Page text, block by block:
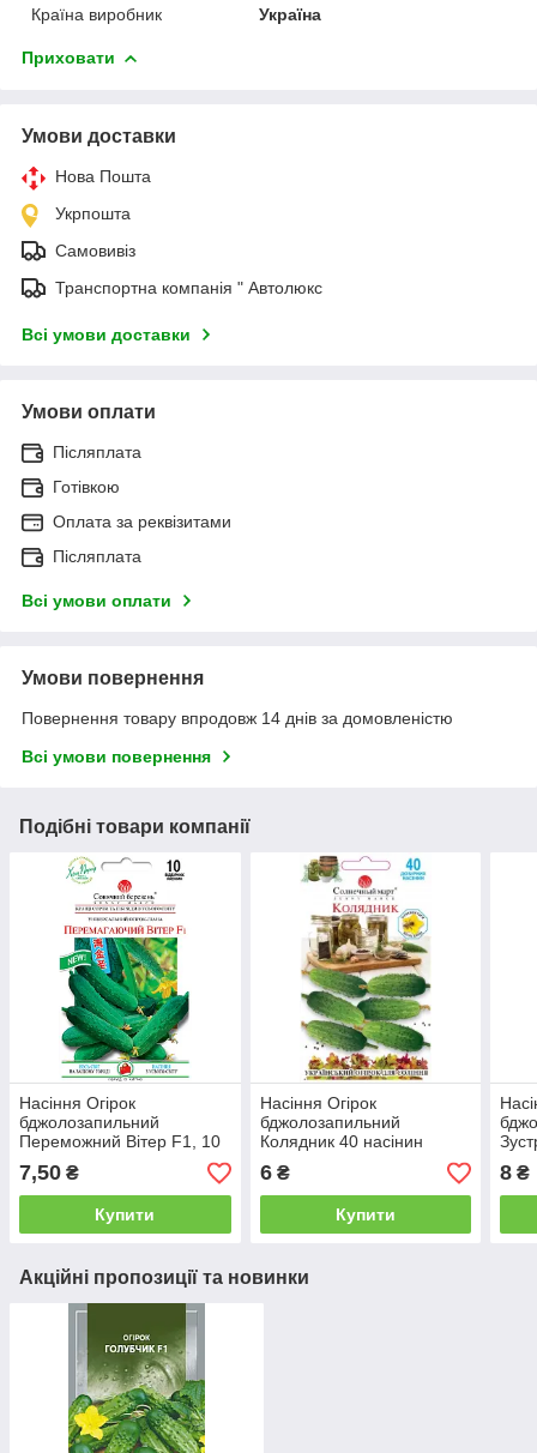
Країна виробник
Україна
Приховати
Умови доставки
Нова Пошта
Укрпошта
Самовивіз
Транспортна компанія " Автолюкс
Всі умови доставки
Умови оплати
Післяплата
Готівкою
Оплата за реквізитами
Післяплата
Всі умови оплати
Умови повернення
Повернення товару впродовж 14 днів за домовленістю
Всі умови повернення
Подібні товари компанії
Насіння Огірок
бджолозапильний
Переможний Вітер F1, 10
насінин Сонячний
Березень
7,50 ₴
Купити
Насіння Огірок
бджолозапильний
Колядник 40 насінин
Сонячний Березень
6₴
Купити
8 ₴
Акційні пропозиції та новинки